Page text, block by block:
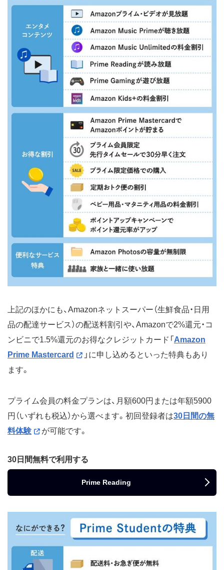
上記のほかにも、Amazonネットスーパー（生鮮食品・日用
品の配達サービス）の配送料割引や、Amazonで2%還元・コ
ンビニで1.5%還元のお得なクレジットカード「 Amazon
Prime Mastercard
」に申し込めるといった特典もあり
ます。
プライム会員の料金プランは、月額600円または年額5900
円（いずれも税込）から選べます。初回登録者は30日間の無
料体験
が可能です。
30日間無料で利用する
Prime Reading